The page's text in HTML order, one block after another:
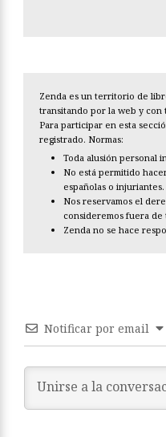
Zenda es un territorio de
transitando por la web y con
Para participar en esta
registrado. Normas:
Toda alusión personal
No está permitido
españolas o injuriantes.
Nos reservamos el
consideremos fuera de
Zenda no se hace
Notificar por email